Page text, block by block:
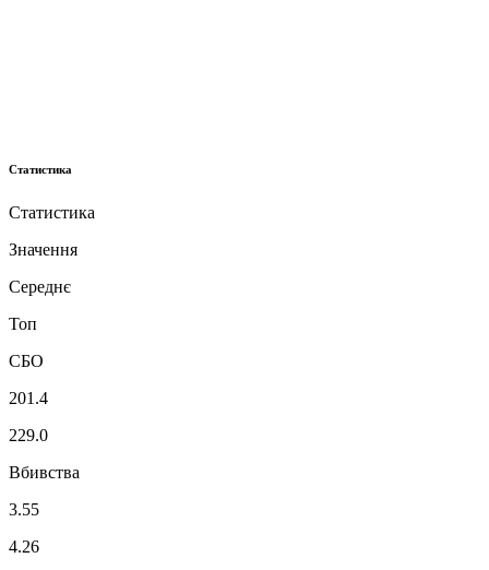
Статистика
Статистика
Значення
Середнє
Топ
СБО
201.4
229.0
Вбивства
3.55
4.26